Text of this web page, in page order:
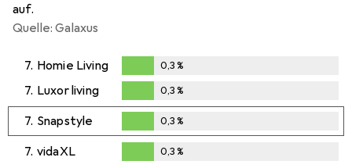
auf.
Quelle: Galaxus
7. Homie Living
0,3%
0,3%
7. Luxor living
0,3%
0,3%
7. Snapstyle
0,3%
0,3%
7. vidaXL 0,3%